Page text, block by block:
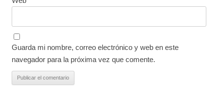
Guarda mi nombre, correo electrónico y web en este
navegador para la próxima vez que comente.